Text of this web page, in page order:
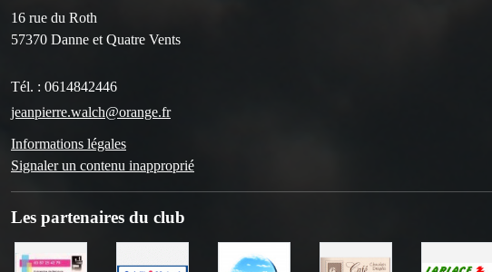
16 rue du Roth
57370 Danne et Quatre Vents
Tél. : 0614842446
jeanpierre.walch@orange.fr
Informations légales
Signaler un contenu inapproprié
Les partenaires du club